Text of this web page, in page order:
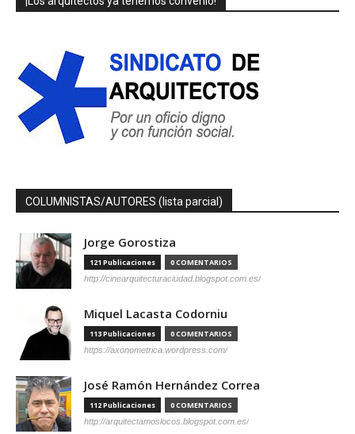
COLUMNISTAS/AUTORES (lista parcial)
Jorge Gorostiza
121 Publicaciones 0 COMENTARIOS
http://cinearquitecturaciudad.blogspot.com.es/
Miquel Lacasta Codorniu
113 Publicaciones 0 COMENTARIOS
https://axonometrica.wordpress.com/
José Ramón Hernández Correa
112 Publicaciones 0 COMENTARIOS
http://arquitectamoslocos.blogspot.com.es/